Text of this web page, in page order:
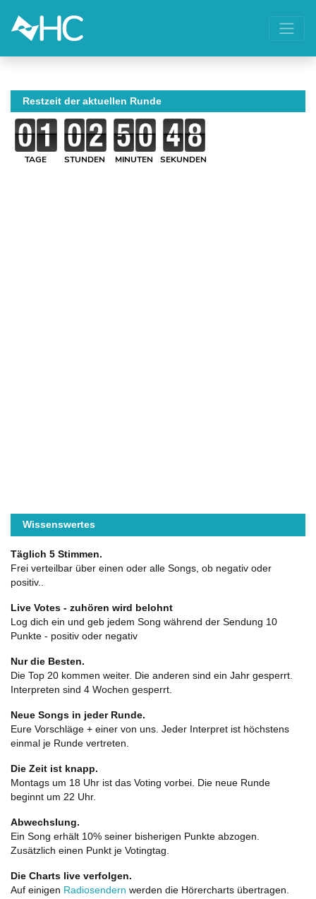
Restzeit der aktuellen Runde
TAGE STUNDEN MINUTEN SEKUNDEN
Wissenswertes
Täglich 5 Stimmen.
Frei verteilbar über einen oder alle Songs, ob negativ oder
positiv..
Live Votes - zuhören wird belohnt
Log dich ein und geb jedem Song während der Sendung 10
Punkte - positiv oder negativ
Nur die Besten.
Die Top 20 kommen weiter. Die anderen sind ein Jahr gesperrt.
Interpreten sind 4 Wochen gesperrt.
Neue Songs in jeder Runde.
Eure Vorschläge + einer von uns. Jeder Interpret ist höchstens
einmal je Runde vertreten.
Die Zeit ist knapp.
Montags um 18 Uhr ist das Voting vorbei. Die neue Runde
beginnt um 22 Uhr.
Abwechslung.
Ein Song erhält 10% seiner bisherigen Punkte abzogen.
Zusätzlich einen Punkt je Votingtag.
Die Charts live verfolgen.
Auf einigen Radiosendern werden die Hörercharts übertragen.